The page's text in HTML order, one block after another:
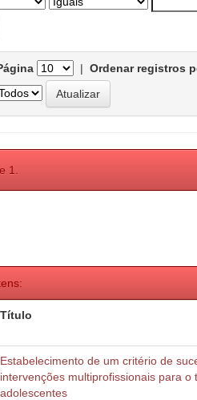
| Ordenar registros
1.
Título
Estabelecimento de um critério de
intervenções multiprofissionais para
adolescentes